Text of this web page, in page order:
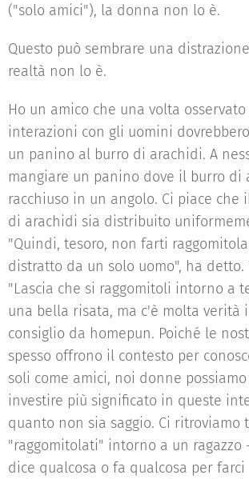
("solo amici"), la donna non lo è.
Questo può sembrare una
realtà non lo è.
Ho un amico che una volta
interazioni con gli uomini
un panino al burro di arachidi. A
mangiare un panino dove il burro di
racchiuso in un angolo. Ci piace che
di arachidi sia distribuito
"Quindi, tesoro, non farti
distratto da un solo uomo", ha detto.
"Lascia che si raggomitoli intorno a
una bella risata, ma c'è molta verità
consiglio da homepun. Poiché le
spesso offrono il contesto per
soli come amici, noi donne
investire più significato in queste
quanto non sia saggio. Ci ritroviamo
"raggomitolati" intorno a un ragazzo
dice qualcosa o fa qualcosa per